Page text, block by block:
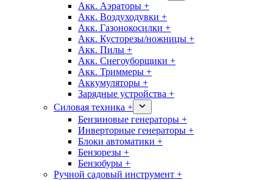
Акк. Аэраторы +
Акк. Воздуходувки +
Акк. Газонокосилки +
Акк. Кусторезы/ножницы +
Акк. Пилы +
Акк. Снегоуборщики +
Акк. Триммеры +
Аккумуляторы +
Зарядные устройства +
Силовая техника +
Бензиновые генераторы +
Инверторные генераторы +
Блоки автоматики +
Бензорезы +
Бензобуры +
Ручной садовый инструмент +